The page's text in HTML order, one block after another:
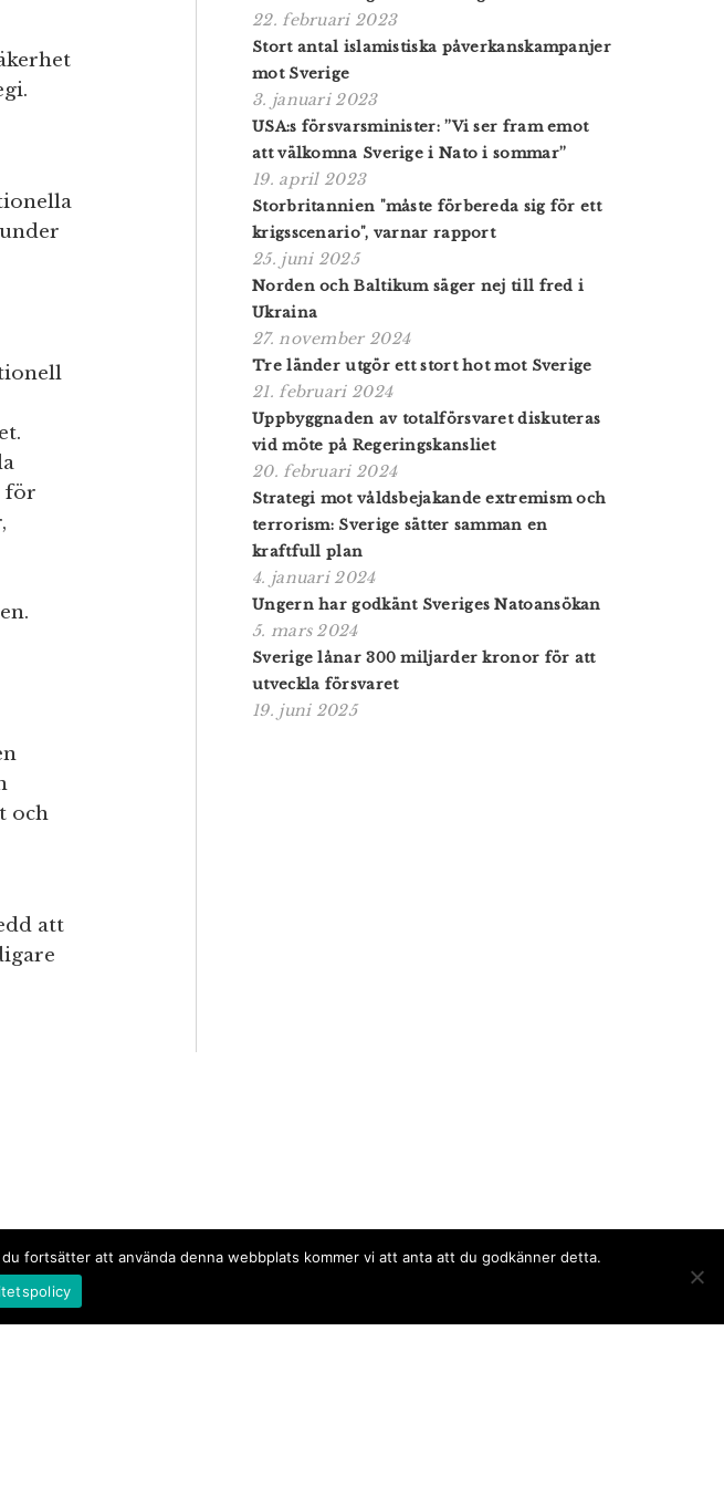
för
och
att
22. februari 2023
Stort antal islamistiska påverkanskampanjer
mot Sverige
3. januari 2023
USA:s försvarsminister: ”Vi ser fram emot
att välkomna Sverige i Nato i sommar”
19. april 2023
Storbritannien "måste förbereda sig för ett
krigsscenario", varnar rapport
25. juni 2025
Norden och Baltikum säger nej till fred i
Ukraina
27. november 2024
Tre länder utgör ett stort hot mot Sverige
21. februari 2024
Uppbyggnaden av totalförsvaret diskuteras
vid möte på Regeringskansliet
20. februari 2024
Strategi mot våldsbejakande extremism och
terrorism: Sverige sätter samman en
kraftfull plan
4. januari 2024
Ungern har godkänt Sveriges Natoansökan
5. mars 2024
Sverige lånar 300 miljarder kronor för att
utveckla försvaret
19. juni 2025
fortsätter att använda denna webbplats kommer vi att anta att du godkänner detta.